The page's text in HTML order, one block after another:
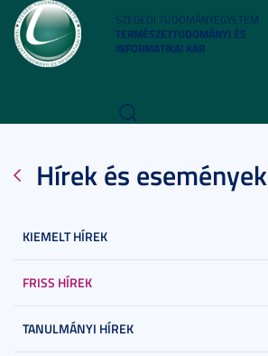
SZEGEDI TUDOMÁNYEGYETEM
TERMÉSZETTUDOMÁNYI ÉS
INFORMATIKAI KAR
Hírek és események
KIEMELT HÍREK
FRISS HÍREK
TANULMÁNYI HÍREK